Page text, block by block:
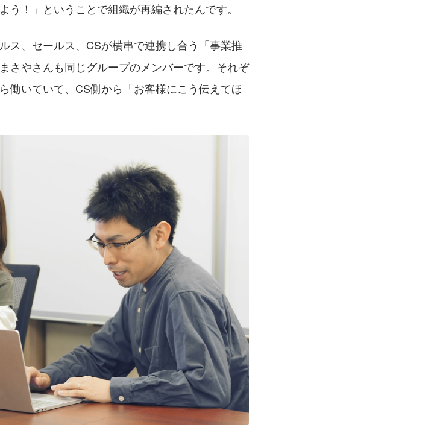
！」ということで組織が再編されたんです。
ス、セールス、CSが横串で連携し合う「事業推
さやさんも同じグループのメンバーです。それぞ
働いていて、CS側から「お客様にこう伝えてほ